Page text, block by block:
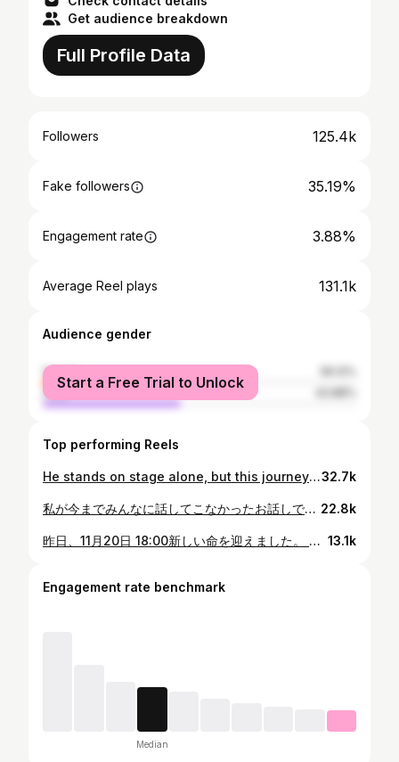
Get audience breakdown
Full Profile Data
Followers 125.4k
Fake followers 35.19%
Engagement rate 3.88%
Average Reel plays 131.1k
Audience gender
female
male
Start a Free Trial to Unlock
Top performing Reels
He stands on stage alone, but this journey was never walked alone. ステージに立つのはひとり。 でも、この道のりはひとりじゃなかった。 Él sube solo al escenario, pero este camino nunca lo recorrió solo. 🫱🏻‍🫲🏼🤍 ボディビル最高！32.7k
私が今までみんなに話してこなかったお話しです。 この写真、50kgの私と、63kgの私。 妊娠してる今の私は68kg。 左の50kgの私は生理が止まってたんです。 私は今まで6年間大会に出て、オールジャパンで5連覇して すごい輝いたビキニフィットネスチャンピオン👑🥇っていう イメージをみんなが持ってると思うんです。 それは事実なんだけど、その道のりにはいろんな苦しいこともたくさんあって… 実際は生理が止まってた時も何度かあって、 減量もほんとに辛くて泣きながら1日3時間近く有酸素運動してたこともありました。 もちろんステージ上ではそういう顔を見せる事はなかったし、 自分にはクライアントさんもいて励ます側の人間だったのもあります。 大会に向けての減量で生理も止まったときは ホルモンバランスもぐちゃぐちゃで、そうなると歯車が全て狂う感じで メンタルも崩壊して、とにかく人に会いたくなくて本当に辛い時期を 経験してきました。 でも人に会ったら、調子どう？今年も優勝かな？などと声をかけてもらい、 また1人でプレッシャーで泣く…みたいなことは日常茶飯事でした。 大会が終わって生理が戻らなかった時は、 ドキドキ冷や汗をかきながら病院へ行って “私、将来妊娠できる体ですか？” と涙ぐんで聞いたことを今でも鮮明に思い出します。 お医者さんの答えは “この状態が妊娠しやすい体とは言えません。長期間続けると当然妊娠しにくい体になります” その言葉が私の中でずっとのこっていて 葛藤していました。 生理が来ないまで自分の体を犠牲にしてまでやることが 私の幸せにつながるのか？ 私の人生はこれで豊かになっているのか？ いつも自分に問いかけてたと思います。 結婚してからも、自分が妊娠できるか不安で… 検査に行くのも正直怖くてなかなか一歩踏み出せずにいたんです。 でも改めて検査に行って、自分の体のことを知るうちに 女性にとって生理がどれほど重要なものなのか理解し、 一回自分自身に心と体をリセットする時間が必要なんだと 思えることができました。 そんな中で私はお腹の中に命を授かりました。 本当に嬉しかった。自分の体にありがとうって言いました。 だから今の私がフォロワーの皆さんにできることって いつも完璧で、かっこいい私、幸せな私を 見せるだけじゃないんじゃないかな？と思うようになって、 選手だった時とSNSを発信する考え方が変わったと思います。 そんな中で女性の体のこと、 生理やホルモンバランスのことを考えて学んできました。 それをいつか大切なフォロワーのみんなにも伝えたい！ 女性のボデメイクや大会に向けての減量、ダイエット、 生理が止まったりしてからでは遅いんです😭 私みたいに本当につらくて抜け出せない負のエネルギーに包まれて 時間を無駄にしてしまうと思うんです… だからそうなる前にみんなに知識をつけてもらいたい！ と思って1年かけてどういうのがみんなの為になるかなと考えて 今回の生理に特化したセミナーという形に辿り着きました！ これからもこんな風に私だから伝えられること、 私じゃないと伝えられないことを発信して いろんな形でみんなに喜んでもらえるように アウトプットしていきたいと思います🩷 最後まで読んでくれた優しい方々ありがとうございました😭💕 22.8k
昨日、11月20日 18:00新しい命を迎えました。 心が愛でいっぱいです🫂 Ayer le dimos la bienvenida a una nueva vida. Este pequeño ser llenó nuestros corazones de amor desde el primer momento. Estamos muy felices de comenzar esta nueva etapa en familia. 13.1k
Engagement rate benchmark
Median